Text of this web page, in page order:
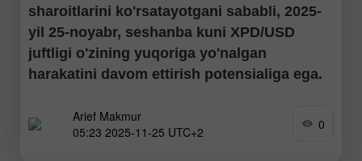
sharoitlarini ko'rsatayotgani sababli, 2025-
yil 25-noyabr, seshanba kuni XPD/USD
juftligi o'zining yuqoriga yo'nalgan
harakatini davom ettirish potensialiga ega.
EMA (50) chizig'i EMA (200) dan yuqorida joylashgan
Golden Cross holatida bo'lib, RSI (14) neytral-buqa
Arief Makmur
05:23 2025-11-25 UTC+2
0